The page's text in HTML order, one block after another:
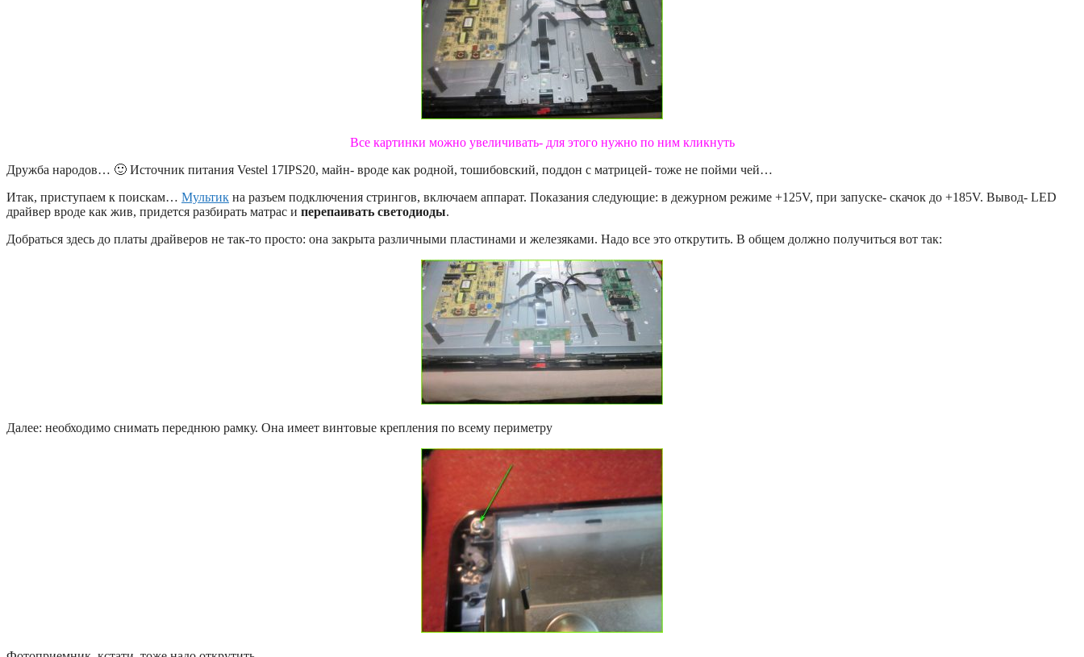
Все картинки можно увеличивать- для этого нужно по ним кликнуть
Дружба народов… 🙂 Источник питания Vestel 17IPS20, майн- вроде как родной, тошибовский, поддон с матрицей- тоже не пойми чей…
Итак, приступаем к поискам… Мультик на разъем подключения стрингов, включаем аппарат. Показания следующие: в дежурном режиме +125V, при запуске- скачок до +185V. Вывод- LED
драйвер вроде как жив, придется разбирать матрас и перепаивать светодиоды.
Добраться здесь до платы драйверов не так-то просто: она закрыта различными пластинами и железяками. Надо все это открутить. В общем должно получиться вот так:
Далее: необходимо снимать переднюю рамку. Она имеет винтовые крепления по всему периметру